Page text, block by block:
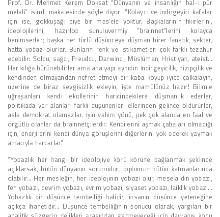
Prof. Dr. Mehmet Kerem Doksat “Dünyanın ve insanlığın hal-i pür
melali” isimli makalesinde şöyle diyor: “Kolaycı ve indirgeyici kafalar
için ise, gökkuşağı diye bir mes’ele yoktur. Başkalarının fikirlerini,
ideolojilerini, hazırlop sunuluvermiş “brainnet”lerini kolayca
benimserler; başka her türlü düşünceye düşman birer fanatik, sekter,
hatta yobaz olurlar. Bunların renk ve istikametleri çok farklı tezahür
edebilir: Solcu, sağcı, Freudcu, Darwinci, Müslüman, Hristiyan, ateist…
Her kılığa bürünebilirler ama ana yapı aynıdır: İndirgeyicilik, hizipçilik ve
kendinden olmayandan nefret etmeyi bir kaba koyup iyice çalkalayın,
üzerine de biraz sevgisizlik ekleyin, işte mamûlünüz hazır! Bilimle
uğraşanları kendi ekollerinin haricindekilere düşmanlık ederler,
politikada yer alanları farklı düşünenleri ellerinden gelince öldürürler,
asla demokrat olamazlar. İşin vahim yönü, pek çok alanda en faal ve
örgütlü olanlar da brainnetçilerdir. Kendilerini aşmak çabaları olmadığı
için, enerjilerini kendi dünya görüşlerini diğerlerini yok ederek yaymak
amacıyla harcarlar.”
“Yobazlık her hangi bir ideolojiye körü körüne bağlanmak şeklinde
açıklarsak, bütün dünyanın sorunudur, toplumun bütün katmanlarında
olabilir… Her mesleğin, her ideolojinin yobazı olur, mesela din yobazı,
fen yobazı, devrim yobazı, evrim yobazı, siyaset yobazı, laiklik yobazı…
Yobazlık bir düşünce tembelliği halidir, insanın düşünce yeteneğine
açıkça ihanetidir… Düşünce tembelliğinin sonucu olarak, yargıları bir